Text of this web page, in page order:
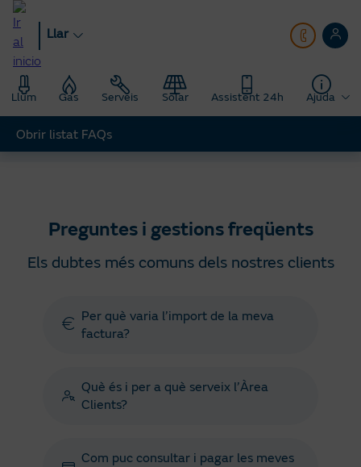
Anar
contingut
principal
Llar
Llum Gas Serveis Solar Assistent 24h Ajuda
Llar Ajuda Preguntes gestions freqüents
Preguntes i gestions freqüents
Els dubtes més comuns dels nostres clients
Per què varia l’import de la meva
factura?
Què és i per a què serveix l’Àrea
Clients?
Com puc consultar i pagar les meves
Obrir listat FAQs